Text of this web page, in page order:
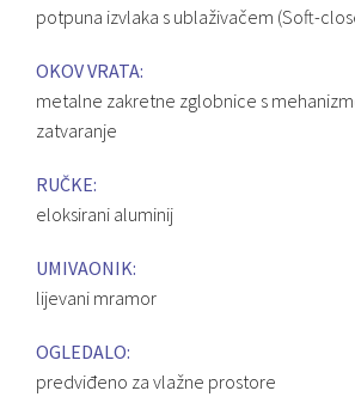
potpuna izvlaka s ublaživačem (Soft-
OKOV VRATA:
metalne zakretne zglobnice s
zatvaranje
RUČKE:
eloksirani aluminij
UMIVAONIK:
lijevani mramor
OGLEDALO:
predviđeno za vlažne prostore